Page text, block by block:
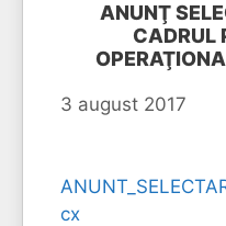
ANUNŢ
CADRUL
3 august 2017
cx